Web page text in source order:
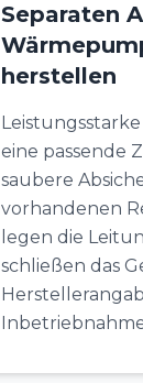
Separaten
herstellen
eine passende
saubere
vorhandenen
legen die
schließen das